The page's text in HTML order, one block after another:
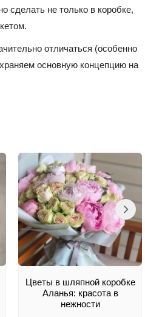
сделать не только в коробке,
отличаться (особенно
основную концепцию на
Цветы в шляпной коробке
Аланья: красота в
нежности